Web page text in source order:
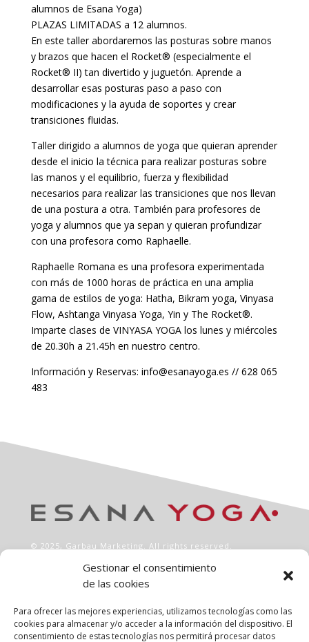
Gestionar el consentimiento
de las cookies
Para ofrecer las mejores experiencias, utilizamos tecnologías como las
cookies para almacenar y/o acceder a la información del dispositivo. El
consentimiento de estas tecnologías nos permitirá procesar datos
alumnos de Esana Yoga)
PLAZAS LIMITADAS a 12 alumnos.
En este taller abordaremos las posturas sobre manos
y brazos que hacen el Rocket® (especialmente el
Rocket® II) tan divertido y juguetón. Aprende a
desarrollar esas posturas paso a paso con
modificaciones y la ayuda de soportes y crear
transiciones fluidas.
Taller dirigido a alumnos de yoga que quieran aprender
desde el inicio la técnica para realizar posturas sobre
las manos y el equilibrio, fuerza y flexibilidad
necesarios para realizar las transiciones que nos llevan
de una postura a otra. También para profesores de
yoga y alumnos que ya sepan y quieran profundizar
con una profesora como Raphaelle.
Raphaelle Romana es una profesora experimentada
con más de 1000 horas de práctica en una amplia
gama de estilos de yoga: Hatha, Bikram yoga, Vinyasa
Flow, Ashtanga Vinyasa Yoga, Yin y The Rocket®.
Imparte clases de VINYASA YOGA los lunes y miércoles
de 20.30h a 21.45h en nuestro centro.
Información y Reservas: info@esanayoga.es // 628 065
483
© 2025, Garbau Marketing. All rights reserved.
INFO
Aviso legal
Política de privacidad
Política de cookies